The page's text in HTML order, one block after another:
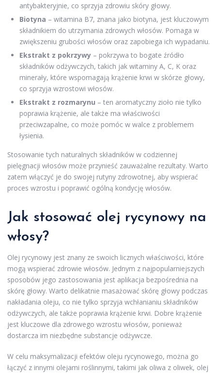
antybakteryjnie, co sprzyja zdrowiu skóry głowy.
Biotyna – witamina B7, znana jako biotyna, jest kluczowym
składnikiem do utrzymania zdrowych włosów. Pomaga w
zwiększeniu grubości włosów oraz zapobiega ich wypadaniu.
Ekstrakt z pokrzywy – pokrzywa to bogate źródło
składników odżywczych, takich jak witaminy A, C, K oraz
minerały, które wspomagają krążenie krwi w skórze głowy,
co sprzyja wzrostowi włosów.
Ekstrakt z rozmarynu – ten aromatyczny zioło nie tylko
poprawia krążenie, ale także ma właściwości
przeciwzapalne, co może pomóc w walce z problemem
łysienia.
Stosowanie tych naturalnych składników w codziennej
pielęgnacji włosów może przynieść zauważalne rezultaty. Warto
zatem włączyć je do swojej rutyny zdrowotnej, aby wspierać
proces wzrostu i poprawić ogólną kondycję włosów.
Jak stosować olej rycynowy na
włosy?
Olej rycynowy jest znany ze swoich licznych właściwości, które
mogą wspierać zdrowie włosów. Jednym z najpopularniejszych
sposobów jego zastosowania jest aplikacja bezpośrednia na
skórę głowy. Warto delikatnie masażować skórę głowy podczas
nakładania oleju, co nie tylko sprzyja wchłanianiu składników
odżywczych, ale także poprawia krążenie krwi. Dobre krążenie
jest kluczowe dla zdrowego wzrostu włosów, ponieważ
dostarcza im niezbędne substancje odżywcze.
W celu maksymalizacji efektów oleju rycynowego, można go
łączyć z innymi olejami roślinnymi, takimi jak oliwa z oliwek, olej